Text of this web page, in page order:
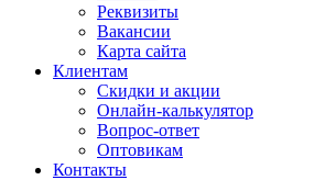
Реквизиты
Вакансии
Карта сайта
Клиентам
Скидки и акции
Онлайн-калькулятор
Вопрос-ответ
Оптовикам
Контакты